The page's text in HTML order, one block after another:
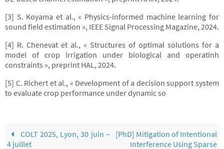
[3] S. Koyama et al., « Physics-informed machine learning for
sound field estimation », IEEE Signal Processing Magazine, 2024.
[4] R. Chenevat et al., « Structures of optimal solutions for a
model of crop irrigation under biological and operatinh
constraints », preprint HAL, 2024.
[5] C. Richert et al., « Development of a decision support system
to evaluate crop performance under dynamic so
COLT 2025, Lyon, 30 juin –
4 juillet
[PhD] Mitigation of Intentional
Interference Using Sparse